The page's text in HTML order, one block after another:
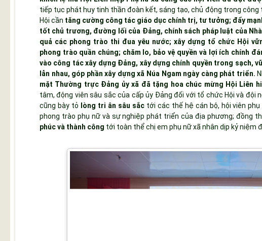
tiếp tục phát huy tinh thần đoàn kết, sáng tạo, chủ động trong
Hội cần tăng cường công tác giáo dục chính trị, tư tưởng; đẩy
tốt chủ trương, đường lối của Đảng, chính sách pháp luật của
quả các phong trào thi đua yêu nước; xây dựng tổ chức Hội
phong trào quần chúng; chăm lo, bảo vệ quyền và lợi ích chính
vào công tác xây dựng Đảng, xây dựng chính quyền trong sạch,
lẫn nhau, góp phần xây dựng xã Núa Ngam ngày càng phát triển.
mặt Thường trực Đảng ủy xã đã tặng hoa chúc mừng Hội Liên
tâm, động viên sâu sắc của cấp ủy Đảng đối với tổ chức Hội và đội
cũng bày tỏ
lòng tri ân sâu sắctới các thế hệ cán bộ, hội viên phụ
phong trào phụ nữ và sự nghiệp phát triển của địa phương; đồng
phúc và thành công tới toàn thể chị em phụ nữ xã nhân dịp kỷ niệm